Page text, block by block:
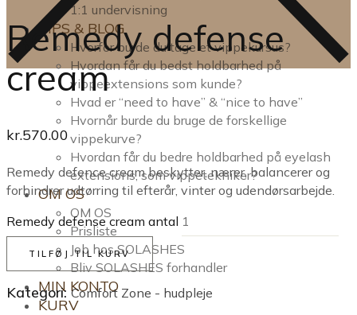
1:1 undervisning
TIPS & BLOG
Hvorfor burde du tage et vippekursus?
Hvordan får du bedst holdbarhed på
vippeextensions som kunde?
Hvad er “need to have” & “nice to have”
Hvornår burde du bruge de forskellige
vippekurve?
Hvordan får du bedre holdbarhed på eyelash
extensions, som vippetekniker?
OM OS
OM OS
Prisliste
Job hos SOLASHES
Bliv SOLASHES forhandler
MIN KONTO
KURV
Remedy defense
cream
kr.570.00
Remedy defence cream beskytter, nærer, balancerer og
forhindrer udtørring til efterår, vinter og udendørsarbejde.
Remedy defense cream antal
TILFØJ TIL KURV
Kategori: Comfort Zone - hudpleje